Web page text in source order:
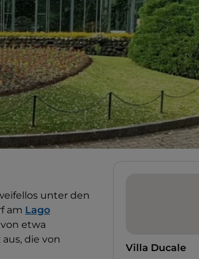
unter den
am Lago
von etwa
die von
Villa Ducale